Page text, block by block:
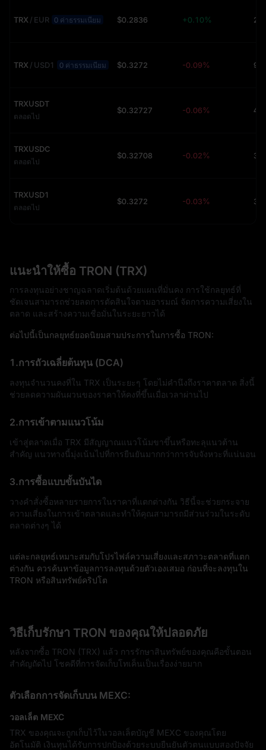
TRX/ EUR 0 ค่าธรรมเนียม $0.2836 +0.10%
TRX/ USD1 0 ค่าธรรมเนียม $0.3272 -0.09%
TRXUSDT
ตลอดไป
$0.32727 -0.06%
TRXUSDC
ตลอดไป
$0.32708 -0.02%
TRXUSD1
ตลอดไป
$0.3272 -0.03%
แนะนำให้ซื้อ TRON (TRX)
การลงทุนอย่างชาญฉลาดเริ่มต้นด้วยแผนที่มั่นคง การใช้กลยุทธ์ที่
ชัดเจนสามารถช่วยลดการตัดสินใจตามอารมณ์ จัดการความเสี่ยงใน
ตลาด และสร้างความเชื่อมั่นในระยะยาวได้
ต่อไปนี้เป็นกลยุทธ์ยอดนิยมสามประการในการซื้อ TRON:
1.การถัวเฉลี่ยต้นทุน (DCA)
ลงทุนจำนวนคงที่ใน TRX เป็นระยะๆ โดยไม่คำนึงถึงราคาตลาด สิ่งนี้
ช่วยลดความผันผวนของราคาให้คงที่ขึ้นเมื่อเวลาผ่านไป
2.การเข้าตามแนวโน้ม
เข้าสู่ตลาดเมื่อ TRX มีสัญญาณแนวโน้มขาขึ้นหรือทะลุแนวต้าน
สำคัญ แนวทางนี้มุ่งเน้นไปที่การยืนยันมากกว่าการจับจังหวะที่แน่นอน
3.การซื้อแบบขั้นบันได
วางคำสั่งซื้อหลายรายการในราคาที่แตกต่างกัน วิธีนี้จะช่วยกระจาย
ความเสี่ยงในการเข้าตลาดและทำให้คุณสามารถมีส่วนร่วมในระดับ
ตลาดต่างๆ ได้
แต่ละกลยุทธ์เหมาะสมกับโปรไฟล์ความเสี่ยงและสภาวะตลาดที่แตก
ต่างกัน ควรค้นหาข้อมูลการลงทุนด้วยตัวเองเสมอ ก่อนที่จะลงทุนใน
TRON หรือสินทรัพย์คริปโต
วิธีเก็บรักษา TRON ของคุณให้ปลอดภัย
หลังจากซื้อ TRON (TRX) แล้ว การรักษาสินทรัพย์ของคุณคือขั้นตอน
สำคัญถัดไป โชคดีที่การจัดเก็บโทเค็นเป็นเรื่องง่ายมาก
ตัวเลือกการจัดเก็บบน MEXC:
วอลเล็ต MEXC
TRX ของคุณจะถูกเก็บไว้ในวอลเล็ตบัญชี MEXC ของคุณโดย
อัตโนมัติ เงินทุนได้รับการปกป้องด้วยระบบยืนยันตัวตนแบบสองปัจจัย